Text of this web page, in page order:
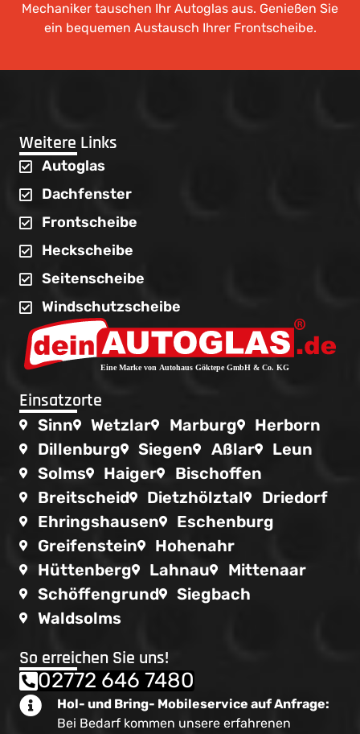
Mechaniker tauschen Ihr Autoglas aus. Genießen Sie
ein bequemen Austausch Ihrer Frontscheibe.
Weitere Links
Autoglas
Dachfenster
Frontscheibe
Heckscheibe
Seitenscheibe
Windschutzscheibe
Einsatzorte
Sinn Wetzlar Marburg
Herborn
Dillenburg
Siegen Aßlar
Leun
Solms
Haiger
Bischoffen
Breitscheid
Dietzhölztal
Driedorf
Ehringshausen
Eschenburg
Greifenstein
Hohenahr
Hüttenberg
Lahnau
Mittenaar
Schöffengrund
Siegbach
Waldsolms
So erreichen Sie uns!
02772 646 7480
Hol- und Bring- Mobileservice auf Anfrage:
Bei Bedarf kommen unsere erfahrenen